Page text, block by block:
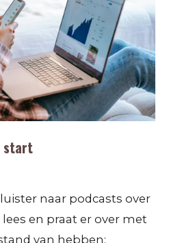
start
naar podcasts over
en praat er over met
van hebben;